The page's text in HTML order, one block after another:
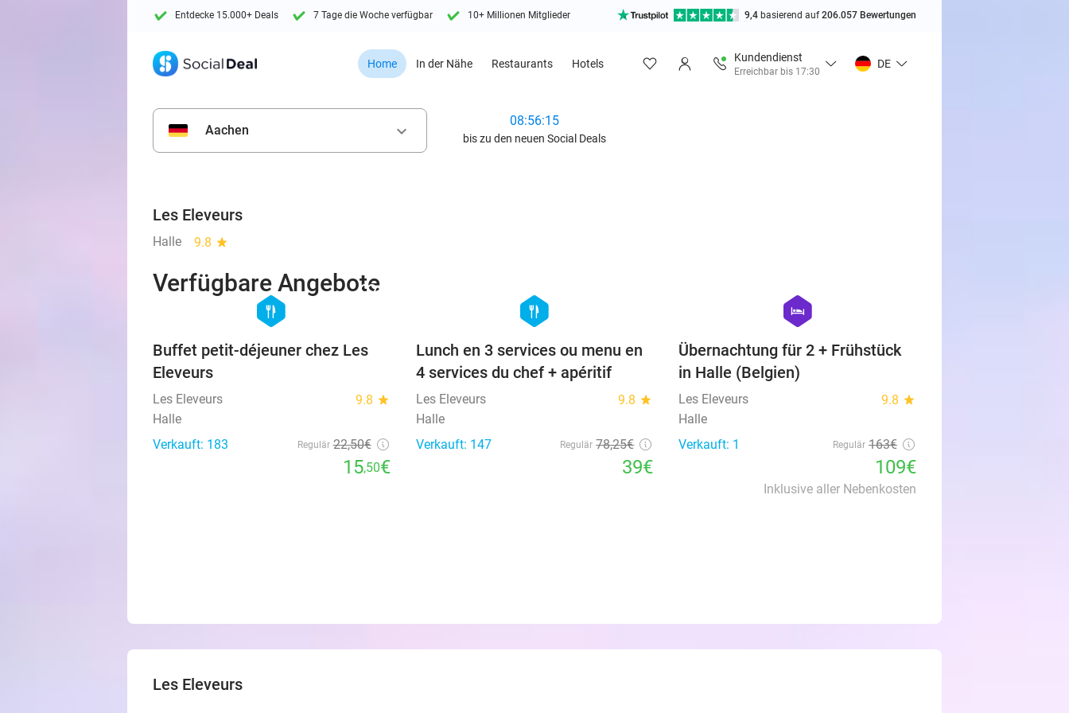
Entdecke 15.000+ Deals 7 Tage die Woche verfügbar 10+ Millionen Mitglieder 9,4 basierend auf206.057 Bewertungen
Home In der Nähe Restaurants Hotels
Kundendienst
Erreichbar bis 17:30
DE
Aachen keyboard_arrow_down
08:56:13
bis zu den neuen Social Deals
Les Eleveurs
Halle 9.8 star
Verfügbare Angebote
favorite_border
hexagon
food
Buffet petit-déjeuner chez Les
Eleveurs
Les Eleveurs 9.8 star
Halle
Verkauft: 183
Regulär 22,50€
15,50€
hexagon
food
Lunch en 3 services ou menu en
4 services du chef + apéritif
Les Eleveurs 9.8 star
Halle
Verkauft: 147
Regulär 78,25€
39€
hexagon
hotel
Übernachtung für 2 + Frühstück
in Halle (Belgien)
Les Eleveurs 9.8 star
Halle
Verkauft: 1
Regulär 163€
109€
Inklusive aller Nebenkosten
Les Eleveurs